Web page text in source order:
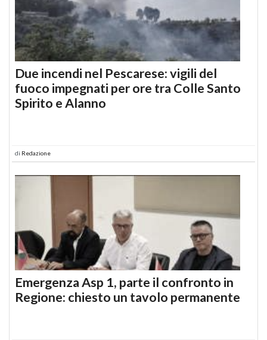
Due incendi nel Pescarese: vigili del
fuoco impegnati per ore tra Colle Santo
Spirito e Alanno
di Redazione
Emergenza Asp 1, parte il confronto in
Regione: chiesto un tavolo permanente